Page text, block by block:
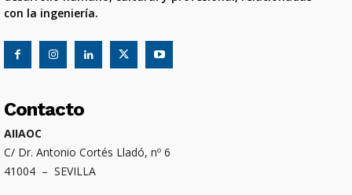
con la ingeniería.
Contacto
AIIAOC
C/ Dr. Antonio Cortés Lladó, nº 6
41004 – SEVILLA